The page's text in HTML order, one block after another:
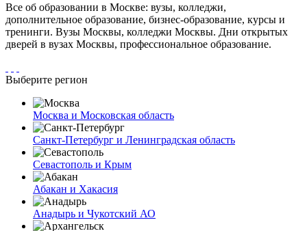
Все об образовании в Москве: вузы, колледжи,
дополнительное образование, бизнес-образование, курсы и
тренинги. Вузы Москвы, колледжи Москвы. Дни открытых
дверей в вузах Москвы, профессиональное образование.
Выберите регион
Москва и Московская область
Санкт-Петербург и Ленинградская область
Севастополь и Крым
Абакан и Хакасия
Анадырь и Чукотский АО